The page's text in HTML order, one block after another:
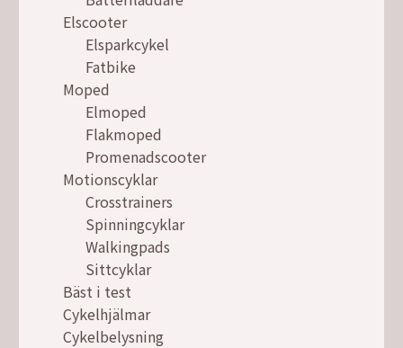
Elscooter
Elsparkcykel
Fatbike
Moped
Elmoped
Flakmoped
Promenadscooter
Motionscyklar
Crosstrainers
Spinningcyklar
Walkingpads
Sittcyklar
Bäst i test
Cykelhjälmar
Cykelbelysning